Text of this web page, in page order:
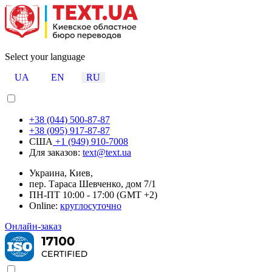
Select your language
UA
EN RU
+38 (044) 500-87-87
+38 (095) 917-87-87
США +1 (949) 910-7008
Для заказов: text@text.ua
Украина, Киев,
пер. Тараса Шевченко, дом 7/1
ПН-ПТ 10:00 - 17:00 (GMT +2)
Online: круглосуточно
Онлайн-заказ